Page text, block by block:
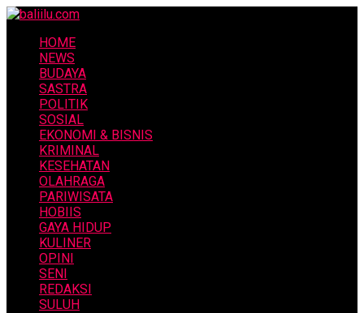
HOME
NEWS
BUDAYA
SASTRA
POLITIK
SOSIAL
EKONOMI & BISNIS
KRIMINAL
KESEHATAN
OLAHRAGA
PARIWISATA
HOBIIS
GAYA HIDUP
KULINER
OPINI
SENI
REDAKSI
SULUH